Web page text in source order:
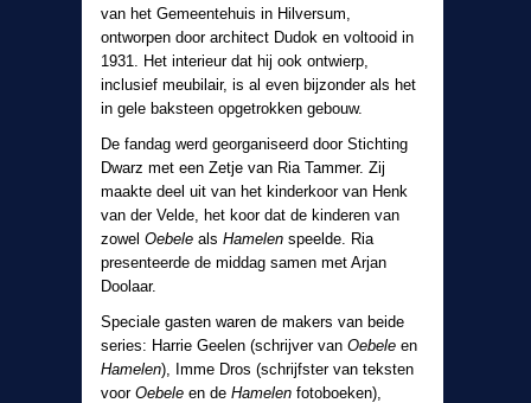
van het Gemeentehuis in Hilversum,
ontworpen door architect Dudok en voltooid in
1931. Het interieur dat hij ook ontwierp,
inclusief meubilair, is al even bijzonder als het
in gele baksteen opgetrokken gebouw.
De fandag werd georganiseerd door Stichting
Dwarz met een Zetje van Ria Tammer. Zij
maakte deel uit van het kinderkoor van Henk
van der Velde, het koor dat de kinderen van
zowel Oebele als Hamelen speelde. Ria
presenteerde de middag samen met Arjan
Doolaar.
Speciale gasten waren de makers van beide
series: Harrie Geelen (schrijver van Oebele en
Hamelen), Imme Dros (schrijfster van teksten
voor Oebele en de Hamelen fotoboeken),